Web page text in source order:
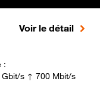
Voir le détail
:
s ↑ 700 Mbit/s